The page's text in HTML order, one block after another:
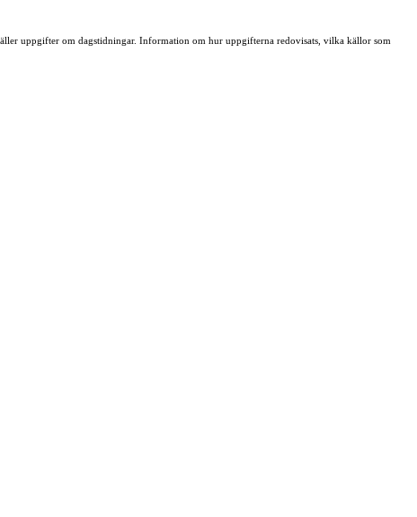
uppgifter om dagstidningar. Information om hur uppgifterna redovisats, vilka källor som